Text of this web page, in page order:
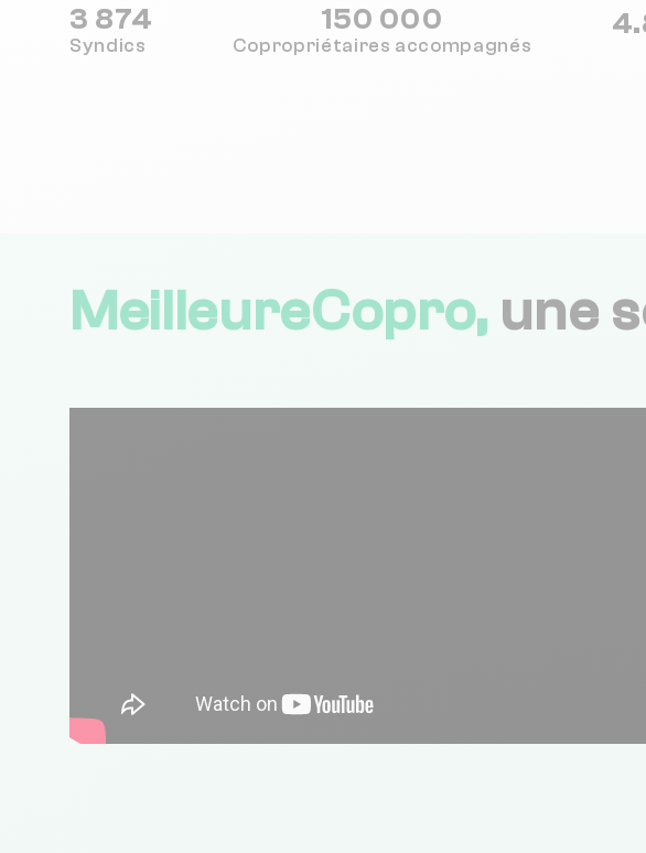
3 874
Syndics
150 000
Copropriétaires accompagnés
MeilleureCopro, une